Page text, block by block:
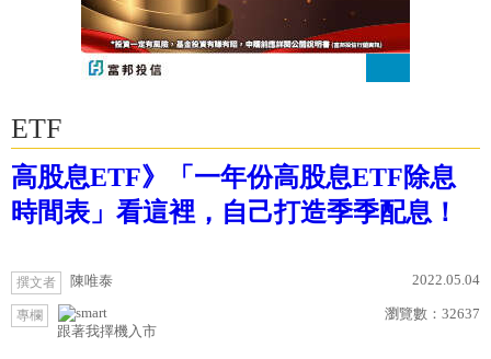
ETF
高股息ETF》「一年份高股息ETF除息
時間表」看這裡，自己打造季季配息！
撰文者 陳唯泰 2022.05.04
專欄
跟著我擇機入市
瀏覽數： 32637